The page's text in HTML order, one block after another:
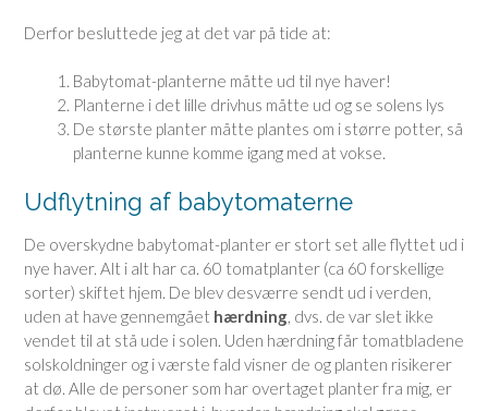
Derfor besluttede jeg at det var på tide at:
Babytomat-planterne måtte ud til nye haver!
Planterne i det lille drivhus måtte ud og se solens lys
De største planter måtte plantes om i større potter, så
planterne kunne komme igang med at vokse.
Udflytning af babytomaterne
De overskydne babytomat-planter er stort set alle flyttet ud i
nye haver. Alt i alt har ca. 60 tomatplanter (ca 60 forskellige
sorter) skiftet hjem. De blev desværre sendt ud i verden,
uden at have gennemgået hærdning, dvs. de var slet ikke
vendet til at stå ude i solen. Uden hærdning får tomatbladene
solskoldninger og i værste fald visner de og planten risikerer
at dø. Alle de personer som har overtaget planter fra mig, er